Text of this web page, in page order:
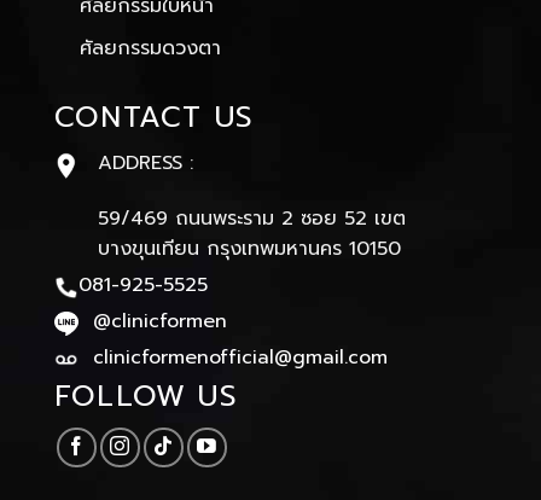
ศัลยกรรมใบหน้า
ศัลยกรรมดวงตา
CONTACT US
ADDRESS :
59/469 ถนนพระราม 2 ซอย 52 เขต
บางขุนเทียน กรุงเทพมหานคร 10150
081-925-5525
@clinicformen
clinicformenofficial@gmail.com
FOLLOW US